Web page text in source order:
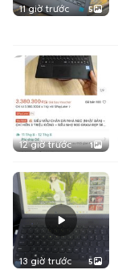
11 giờ trước 5
12 giờ trước 1
13 giờ trước 5